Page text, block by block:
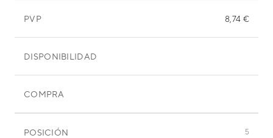
PVP 8,74 €
DISPONIBILIDAD
COMPRA
POSICIÓN 5